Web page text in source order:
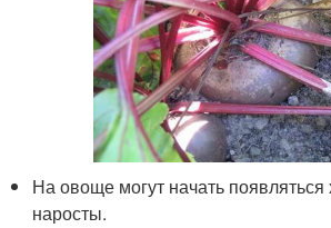
На овоще могут начать
наросты.